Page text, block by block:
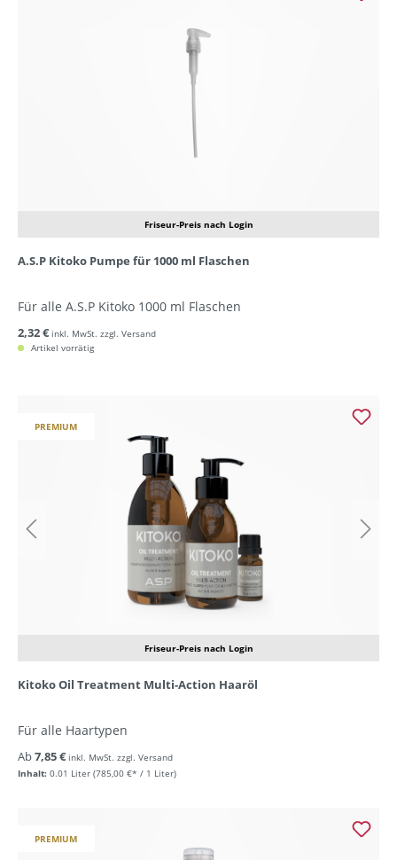
Friseur-Preis nach Login
A.S.P Kitoko Pumpe für 1000 ml Flaschen
Für alle A.S.P Kitoko 1000 ml Flaschen
2,32 € inkl. MwSt. zzgl. Versand
Artikel vorrätig
Friseur-Preis nach Login
PREMIUM
Kitoko Oil Treatment Multi-Action Haaröl
Für alle Haartypen
Inhalt: 0.01 Liter (785,00 €* / 1 Liter)
Ab7,85 € inkl. MwSt. zzgl. Versand
PREMIUM